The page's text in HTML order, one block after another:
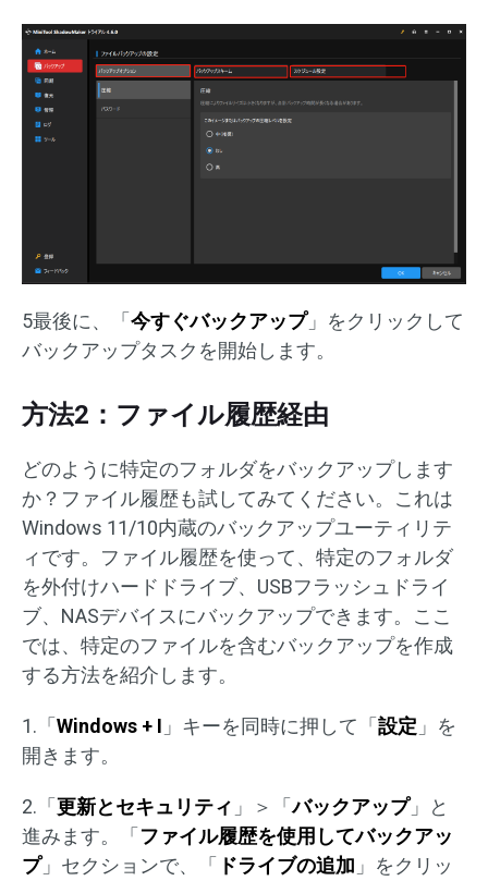
5最後に、「今すぐバックアップ」をクリックして
バックアップタスクを開始します。
方法2：ファイル履歴経由
どのように特定のフォルダをバックアップします
か？ファイル履歴も試してみてください。これは
Windows 11/10内蔵のバックアップユーティリテ
ィです。ファイル履歴を使って、特定のフォルダ
を外付けハードドライブ、USBフラッシュドライ
ブ、NASデバイスにバックアップできます。ここ
では、特定のファイルを含むバックアップを作成
する方法を紹介します。
1.「Windows + I 」キーを同時に押して「設定 」を
開きます。
2.「更新とセキュリティ 」＞「バックアップ」と
進みます。「ファイル履歴を使用してバックアッ
プ」セクションで、「 ドライブの追加 」をクリッ